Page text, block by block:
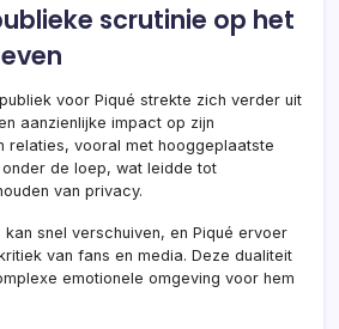
scrutinie op het
voor Piqué strekte zich verder uit
aanzienlijke impact op zijn
relaties, vooral met hooggeplaatste
de loep, wat leidde tot
van privacy.
snel verschuiven, en Piqué ervoer
van fans en media. Deze dualiteit
emotionele omgeving voor hem